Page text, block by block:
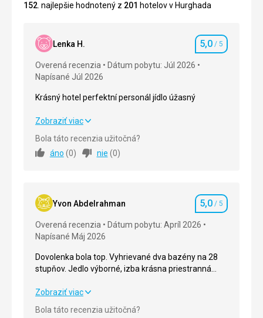
152 . najlepšie hodnotený z 201 hotelov v Hurghada
Lenka H. Hodnotenie
5,0 / 5
Overená recenzia
Dátum pobytu: Júl 2026
Napísané Júl 2026
Krásný hotel perfektní personál jídlo úžasný
Krásný hotel perfektní personál jídlo úžasný
Strava
Služby 5,0/ 5
Cena
Pláž
Každý den něco jiného a výborný
Zobraziť viac
Bola táto recenzia užitočná?
áno (0) nie (0)
Yvon Abdelrahman Hodnotenie
5,0 / 5
Overená recenzia
Dátum pobytu: Apríl 2026
Napísané Máj 2026
Dovolenka bola top. Vyhrievané dva bazény na 28
stupňov. Jedlo výborné, izba krásna priestranná
nás, ale krásne ????
Dovolenka bola top. Vyhrievané dva bazény na 28
čistá. Personál milý. More v apríli sice studené pre
Zobraziť viac
Bola táto recenzia užitočná?